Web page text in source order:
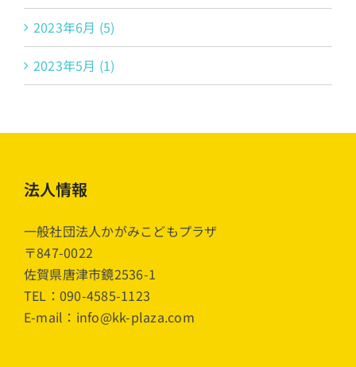
2023年6月 (5)
2023年5月 (1)
法人情報
一般社団法人かがみこどもプラザ
〒847-0022
佐賀県唐津市鏡2536-1
TEL：090-4585-1123
E-mail：info@kk-plaza.com